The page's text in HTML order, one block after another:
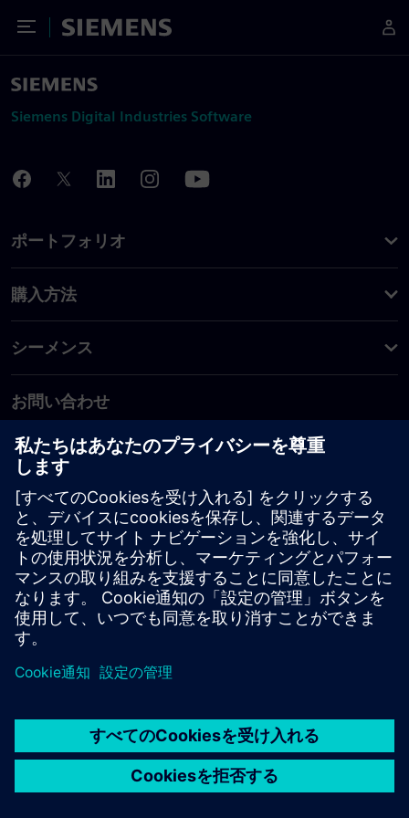
Toggle Menu
Siemens
Siemens Digital Industries Software
ポートフォリオ
購入方法
シーメンス
お問い合わせ
PLM製品のお問い合わせ
EDA製品のお問い合わせ
世界各地の事業拠点
サポート・センター
ご意見・ご要望
違法コピーの連絡先
© Siemens2026
タル・ミレニアム著作権法 (DMCA)
内部通報